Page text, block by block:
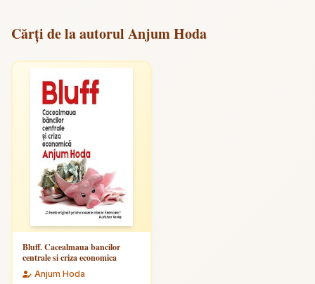
Cărți de la autorul Anjum Hoda
Bluff. Cacealmaua bancilor
centrale si criza economica
Anjum Hoda